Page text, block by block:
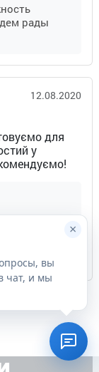
вы
чат, и мы
×
рады
12.08.2020
для
у
якщо